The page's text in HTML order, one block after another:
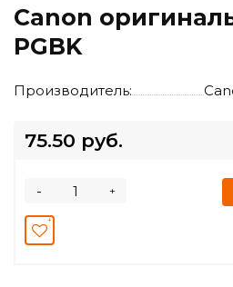
Canon
PGBK
Производитель:
75.50 руб.
+
-